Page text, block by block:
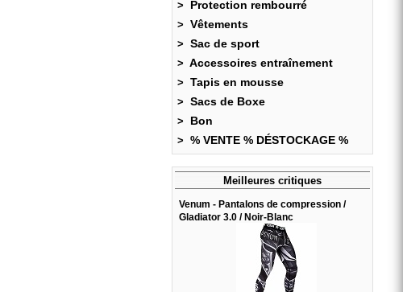
> Protection rembourré
> Vêtements
> Sac de sport
> Accessoires entraînement
> Tapis en mousse
> Sacs de Boxe
> Bon
> % VENTE % DÉSTOCKAGE %
Meilleures critiques
Venum - Pantalons de compression /
Gladiator 3.0 / Noir-Blanc